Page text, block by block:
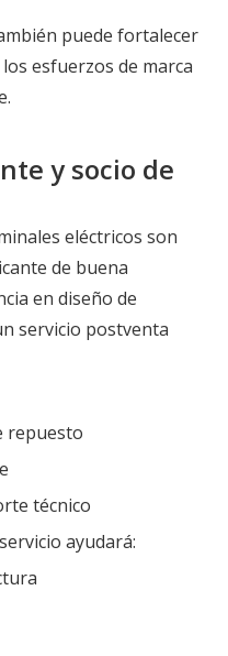
puede fortalecer
esfuerzos de marca
y socio de
eléctricos son
de buena
en diseño de
servicio postventa
repuesto
técnico
ayudará: